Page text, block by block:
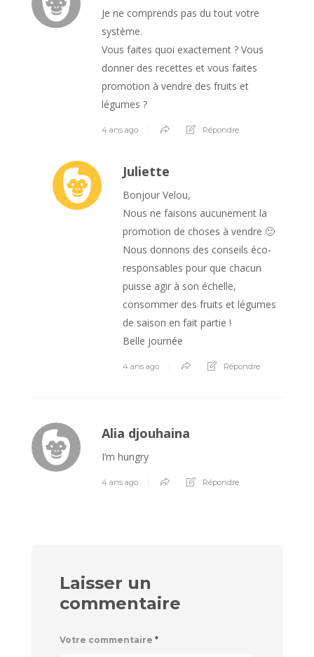
Je ne comprends pas du tout votre
système.
Vous faites quoi exactement ? Vous
donner des recettes et vous faites
promotion à vendre des fruits et
légumes ?
4 ans ago Répondre
Juliette
Bonjour Velou,
Nous ne faisons aucunement la
promotion de choses à vendre 🙂
Nous donnons des conseils éco-
responsables pour que chacun
puisse agir à son échelle,
consommer des fruits et légumes
de saison en fait partie !
Belle journée
4 ans ago Répondre
Alia djouhaina
I’m hungry
4 ans ago Répondre
Laisser un
commentaire
Votre commentaire *